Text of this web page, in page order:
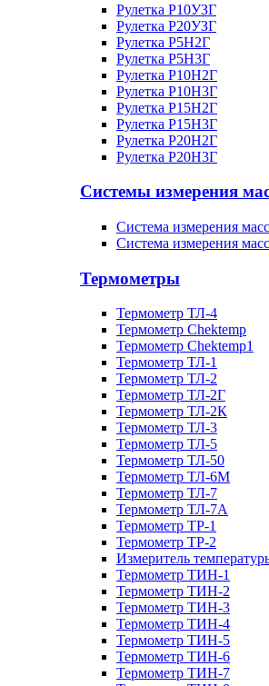
Рулетка Р10УЗГ
Рулетка Р20УЗГ
Рулетка Р5Н2Г
Рулетка Р5Н3Г
Рулетка Р10Н2Г
Рулетка Р10Н3Г
Рулетка Р15Н2Г
Рулетка Р15Н3Г
Рулетка Р20Н2Г
Рулетка Р20Н3Г
Системы измерения
Система измерения
Система измерения
Термометры
Термометр ТЛ-4
Термометр Chektemp
Термометр Chektemp1
Термометр ТЛ-1
Термометр ТЛ-2
Термометр ТЛ-2Г
Термометр ТЛ-2К
Термометр ТЛ-3
Термометр ТЛ-5
Термометр ТЛ-50
Термометр ТЛ-6М
Термометр ТЛ-7
Термометр ТЛ-7А
Термометр ТР-1
Термометр ТР-2
Измеритель
Термометр ТИН-1
Термометр ТИН-2
Термометр ТИН-3
Термометр ТИН-4
Термометр ТИН-5
Термометр ТИН-6
Термометр ТИН-7